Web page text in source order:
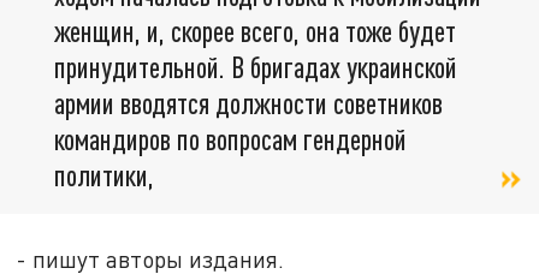
женщин, и, скорее всего, она тоже будет
принудительной. В бригадах украинской
армии вводятся должности советников
командиров по вопросам гендерной
политики,
- пишут авторы издания.